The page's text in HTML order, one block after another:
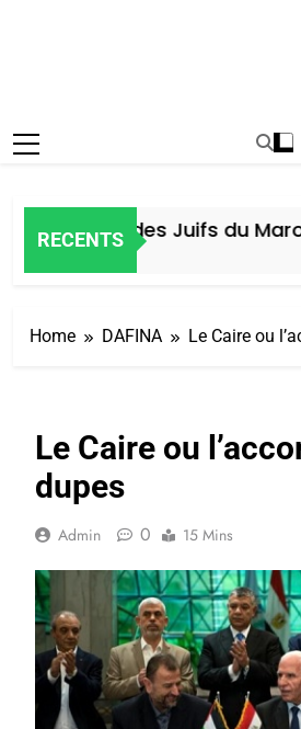
RECENTS
Histoire des Juifs du Maroc,
Home DAFINA Le Caire ou
Le Caire ou
dupes
Admin 0 15 Mins